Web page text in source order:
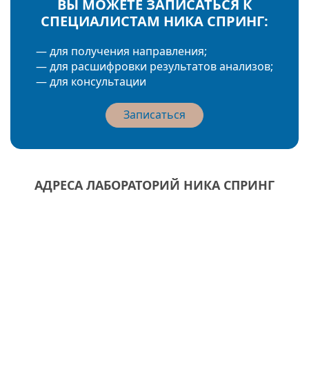
ВЫ МОЖЕТЕ ЗАПИСАТЬСЯ К
СПЕЦИАЛИСТАМ НИКА СПРИНГ:
— для получения направления;
— для расшифровки результатов анализов;
— для консультации
Записаться
АДРЕСА ЛАБОРАТОРИЙ НИКА СПРИНГ